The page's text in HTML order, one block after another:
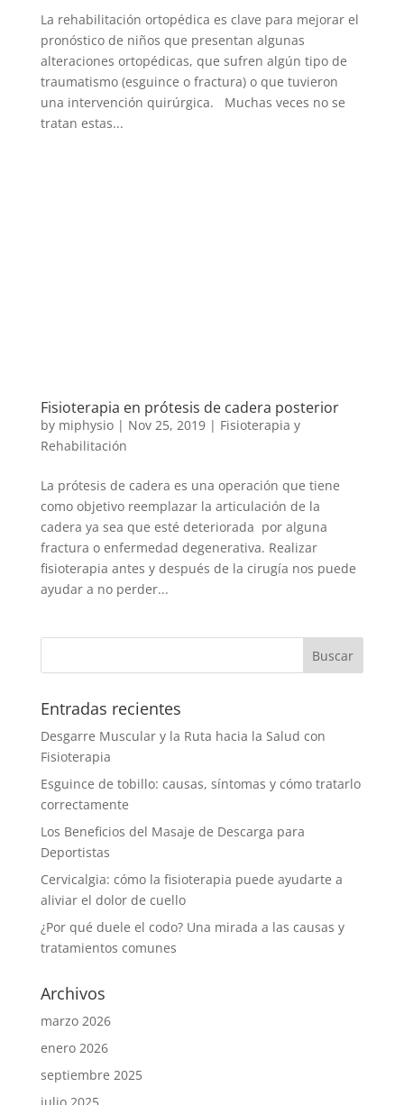
La rehabilitación ortopédica es clave para mejorar el
pronóstico de niños que presentan algunas
alteraciones ortopédicas, que sufren algún tipo de
traumatismo (esguince o fractura) o que tuvieron
una intervención quirúrgica. Muchas veces no se
tratan estas...
Fisioterapia en prótesis de cadera posterior
by miphysio| Nov 25, 2019| Fisioterapia y
Rehabilitación
La prótesis de cadera es una operación que tiene
como objetivo reemplazar la articulación de la
cadera ya sea que esté deteriorada por alguna
fractura o enfermedad degenerativa. Realizar
fisioterapia antes y después de la cirugía nos puede
ayudar a no perder...
Entradas recientes
Desgarre Muscular y la Ruta hacia la Salud con
Fisioterapia
Esguince de tobillo: causas, síntomas y cómo tratarlo
correctamente
Los Beneficios del Masaje de Descarga para
Deportistas
Cervicalgia: cómo la fisioterapia puede ayudarte a
aliviar el dolor de cuello
¿Por qué duele el codo? Una mirada a las causas y
tratamientos comunes
Archivos
marzo 2026
enero 2026
septiembre 2025